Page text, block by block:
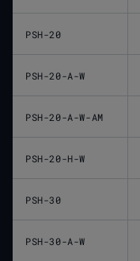
PSH-20
PSH-20-A-W
PSH-20-A-W-AM
PSH-20-H-W
PSH-30
PSH-30-A-W